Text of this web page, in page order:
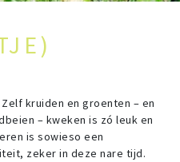
kruiden en groenten – en
– kweken is zó leuk en
is sowieso een
zeker in deze nare tijd.